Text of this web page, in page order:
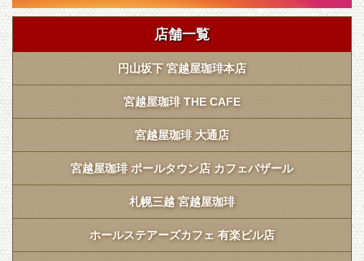
店舗一覧
円山坂下 宮越屋珈琲本店
宮越屋珈琲 THE CAFE
宮越屋珈琲 大通店
宮越屋珈琲 ポールタウン店 カフェバザール
札幌三越 宮越屋珈琲
ホールステアーズカフェ 有楽ビル店